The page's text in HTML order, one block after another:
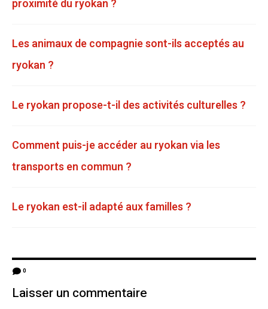
proximité du ryokan ?
Les animaux de compagnie sont-ils acceptés au
ryokan ?
Le ryokan propose-t-il des activités culturelles ?
Comment puis-je accéder au ryokan via les
transports en commun ?
Le ryokan est-il adapté aux familles ?
0
Laisser un commentaire